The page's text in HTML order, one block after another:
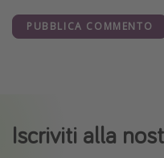
PUBBLICA COMMENTO
Iscriviti alla